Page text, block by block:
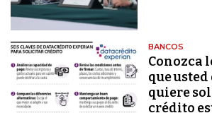
BANCOS
Conozca
que usted
quiere
crédito